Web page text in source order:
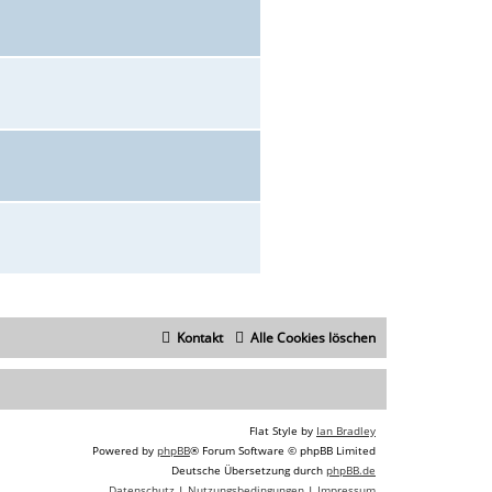
Alle Cookies löschen
Kontakt
Flat Style by Ian Bradley
Powered by phpBB® Forum Software © phpBB Limited
Deutsche Übersetzung durch phpBB.de